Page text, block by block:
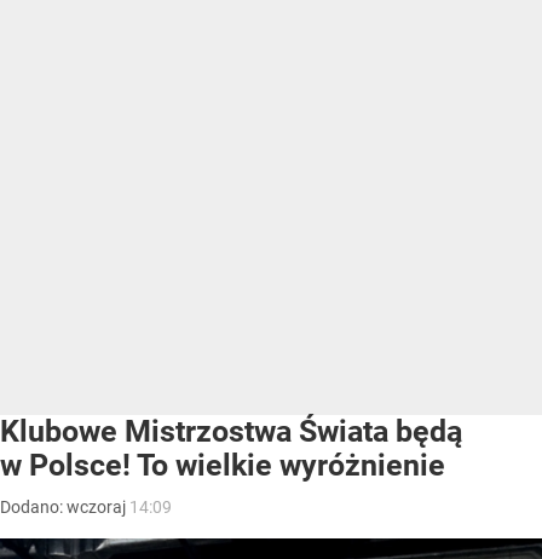
Klubowe Mistrzostwa Świata będą
w Polsce! To wielkie wyróżnienie
Dodano:wczoraj 14:09